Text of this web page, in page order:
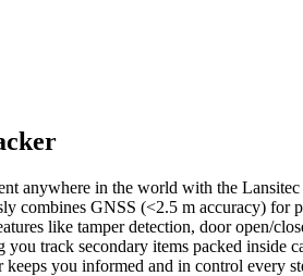
anywhere in the world with the
combines GNSS (<2.5 m accuracy)
like tamper detection, door open/
track secondary items packed inside
you informed and in control every